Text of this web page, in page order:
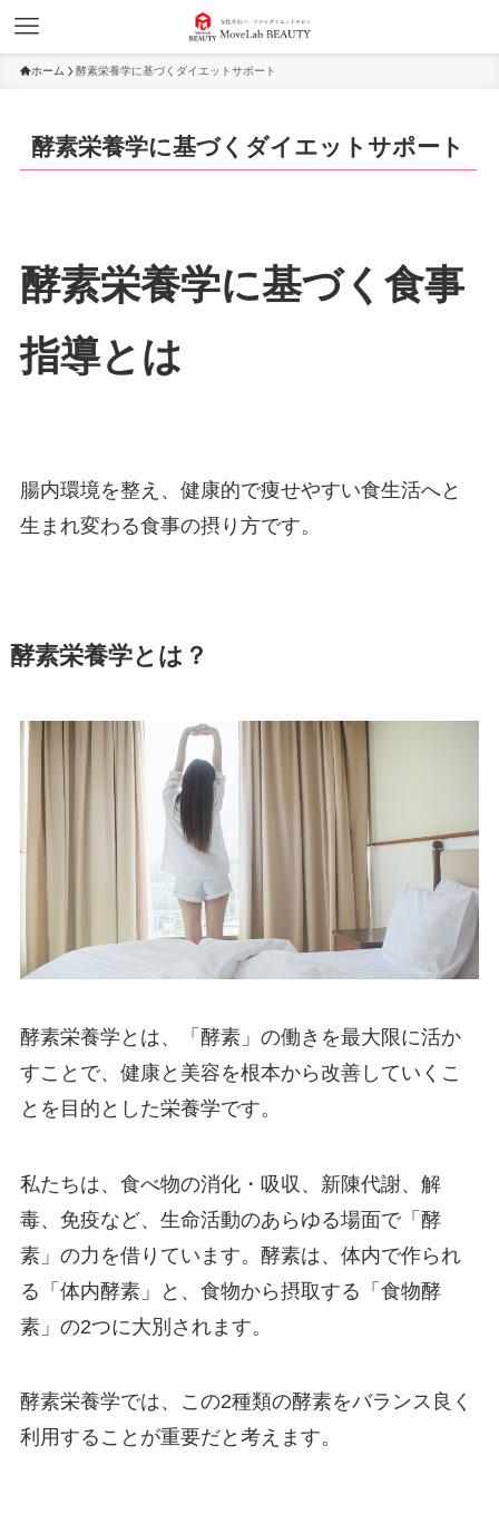
ホーム 酵素栄養学に基づくダイエットサポート
酵素栄養学に基づくダイエットサポート
酵素栄養学に基づく食事
指導とは
腸内環境を整え、健康的で痩せやすい食生活へと
生まれ変わる食事の摂り方です。
酵素栄養学とは？
酵素栄養学とは、「酵素」の働きを最大限に活か
すことで、健康と美容を根本から改善していくこ
とを目的とした栄養学です。
私たちは、食べ物の消化・吸収、新陳代謝、解
毒、免疫など、生命活動のあらゆる場面で「酵
素」の力を借りています。酵素は、体内で作られ
る「体内酵素」と、食物から摂取する「食物酵
素」の2つに大別されます。
酵素栄養学では、この2種類の酵素をバランス良く
利用することが重要だと考えます。